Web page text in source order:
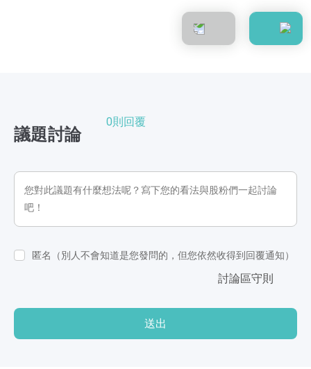
議題討論
0則回覆
匿名（別人不會知道是您發問的，但您依然收得到回覆通知）
討論區守則
送出